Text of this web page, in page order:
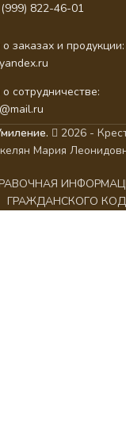
822-46-01
заказах и продукции:
сотрудничестве:
2026 -
Мария
ГРАЖДАНСКОГО